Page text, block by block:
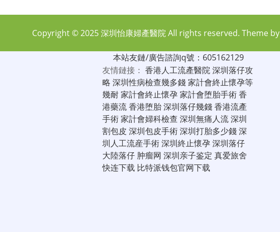
Copyright © 2025深圳怡康婦產醫院All rights reserved. Theme by
本站友鏈/廣告諮詢q號：605162129
友情鏈接： 香港人工流產醫院深圳落仔攻
略 深圳性病檢查幾多錢家計會終止懷孕等
幾耐家計會終止懷孕家計會堕胎手術香
港藥流香港堕胎深圳落仔幾錢香港流產
手術家計會婦科檢查 深圳無痛人流深圳
割包皮 深圳包皮手術深圳打胎多少錢深
圳人工流産手術深圳終止懷孕深圳落仔
大陸落仔 肿瘤网 深圳亲子鉴定 真爱旅舍
快连下载 比特派钱包官网下载